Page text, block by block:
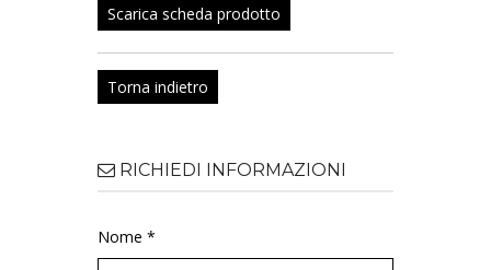
Scarica scheda prodotto
Torna indietro
RICHIEDI INFORMAZIONI
Nome *